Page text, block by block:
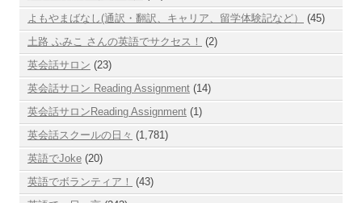
よもやまばなし(通訳・翻訳、キャリア、留学体験記など）
(45)
土路 ふみこ さんの英語でサクセス！
(2)
英会話サロン (23)
英会話サロン Reading Assignment (14)
英会話サロンReading Assignment (1)
英会話スクールの日々 (1,781)
英語でJoke (20)
英語でボランティア！
(43)